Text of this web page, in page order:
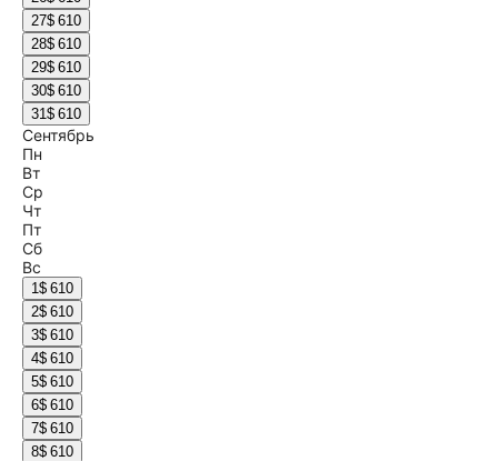
27$ 610
28$ 610
29$ 610
30$ 610
31$ 610
Сентябрь
Пн
Вт
Ср
Чт
Пт
Сб
Вс
1$ 610
2$ 610
3$ 610
4$ 610
5$ 610
6$ 610
7$ 610
8$ 610